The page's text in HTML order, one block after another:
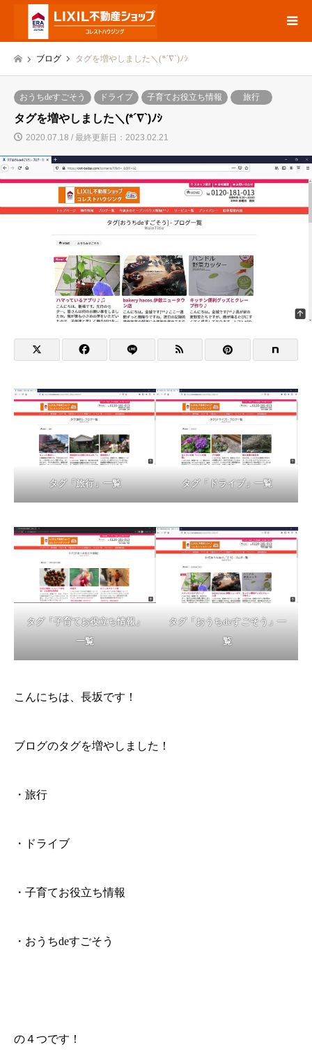
ブログ タグを増やしました＼(*´∇`)ﾉｼ
おうちdeすごそう ドライブ 子育てお役立ち情報 旅行
タグを増やしました＼(*´∇`)ﾉｼ
2020.07.18 / 最終更新日：2023.02.21
タグ「旅行」一覧 タグ「ドライブ」一覧
タグ「子育てお役立ち情報」
一覧
タグ「おうちdeすごそう」一
覧
こんにちは、長坂です！
ブログのタグを増やしました！
・旅行
・ドライブ
・子育てお役立ち情報
・おうちdeすごそう
の４つです！